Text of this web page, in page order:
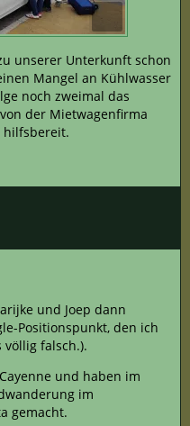
unserer Unterkunft schon
Mangel an Kühlwasser
noch zweimal das
der Mietwagenfirma
und Joep dann
Positionspunkt, den ich
falsch.).
und haben im
im
gemacht.